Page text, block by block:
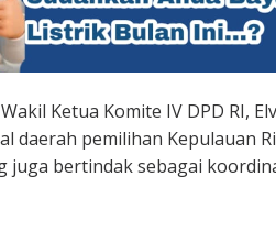
Ketua Komite IV DPD RI,
daerah pemilihan Kepulauan
juga bertindak sebagai